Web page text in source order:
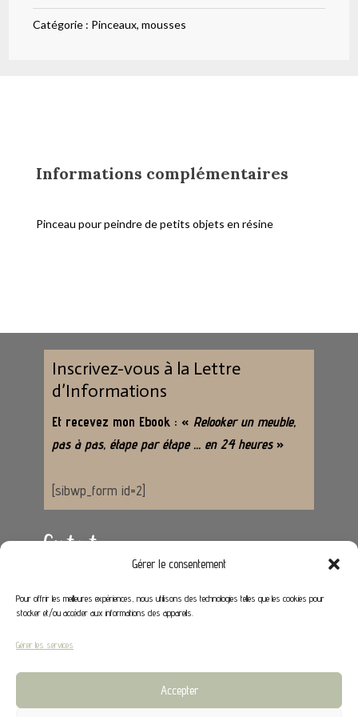
Gérer le consentement
Pour offrir les meilleures expériences, nous utilisons des technologies telles que les cookies pour
stocker et/ou accéder aux informations des appareils.
Gérer les services
Accepter
8
Catégorie : Pinceaux, mousses
Informations complémentaires
Pinceau pour peindre de petits objets en résine
Inscrivez-vous à la Lettre
d’Informations
Et recevez mon Ebook : « Relooker un meuble,
pas à pas, étape par étape … en 24 heures »
[sibwp_form id=2]
Contact
contact@stephaniedeco.fr
Liens utiles
Mon compte